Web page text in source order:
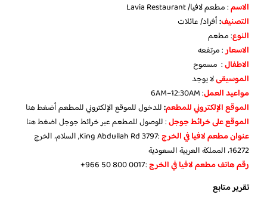
الاسم: مطعم لافيا/ Lavia Restaurant
التصنيف:أفراد/ عائلات
النوع: مطعم
الاسعار: مرتفعه
الاطفال: مسموح
الموسيقىلا يوجد
مواعيد العمل: 6AM–12:30AM
الموقع الإلكتروني للمطعم:للدخول للموقع الإلكتروني للمطعمأضغط هنا
الموقع على خرائط جوجل: للوصول للمطعم عبر خرائط جوجلاضغط هنا
عنوان مطعم لافيا في الخرج
:3797 King Abdullah Rd, السلام، الخرج
16272، المملكة العربية السعودية
رقم هاتف مطعم لافيا في الخرج:‪+966 50 800 0017‬‏
تقرير متابع